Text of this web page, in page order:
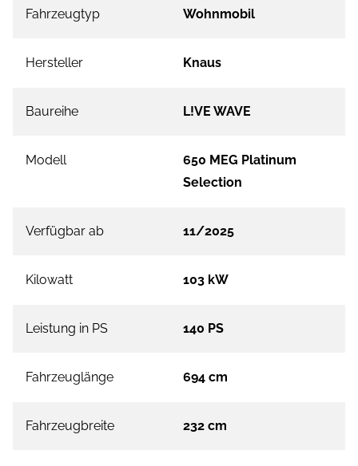
Fahrzeugtyp Wohnmobil
Hersteller Knaus
Baureihe L!VE WAVE
Modell
650 MEG Platinum
Selection
Verfügbar ab 11/2025
Kilowatt 103 kW
Leistung in PS 140 PS
Fahrzeuglänge 694 cm
Fahrzeugbreite 232 cm